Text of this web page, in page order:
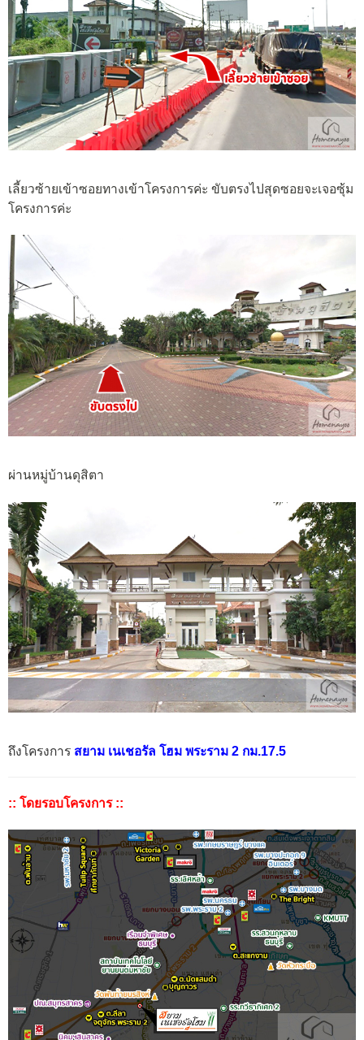
เลี้ยวซ้ายเข้าซอยทางเข้าโครงการค่ะ ขับตรงไปสุดซอยจะเจอซุ้ม
โครงการค่ะ
ผ่านหมู่บ้านดุสิตา
ถึงโครงการ สยาม เนเชอรัล โฮม พระราม 2 กม.17.5
:: โดยรอบโครงการ ::